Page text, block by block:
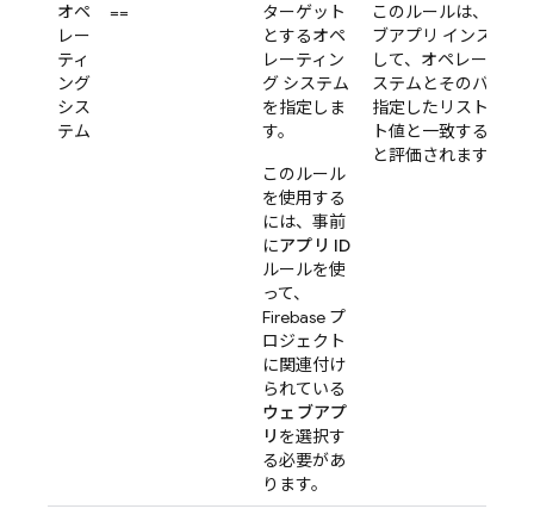
オペ
レー
ティ
ング
シス
テム
==
ターゲット
とするオペ
レーティン
グ システム
を指定しま
す。
このルール
を使用する
には、事前
にアプリ ID
ルールを使
って、
Firebase プ
ロジェクト
に関連付け
られている
ウェブアプ
リ を選択す
る必要があ
ります。
このルールは、特定
ブアプリ インスタン
して、オペレーティ
ステムとそのバージ
指定したリストのタ
ト値と一致する場合
と評価されます。